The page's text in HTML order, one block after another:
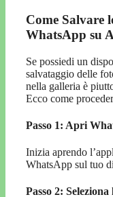
Come Salvare
WhatsApp su
Se possiedi un
salvataggio delle
nella galleria è
Ecco come
Passo 1: Apri
Inizia aprendo
WhatsApp sul tuo
Passo 2: